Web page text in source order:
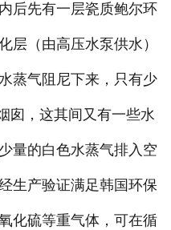
后先有一层瓷质鲍尔环
层（由高压水泵供水）
蒸气阻尼下来，只有少
囱，这其间又有一些水
量的白色水蒸气排入空
生产验证满足韩国环保
化硫等重气体，可在循